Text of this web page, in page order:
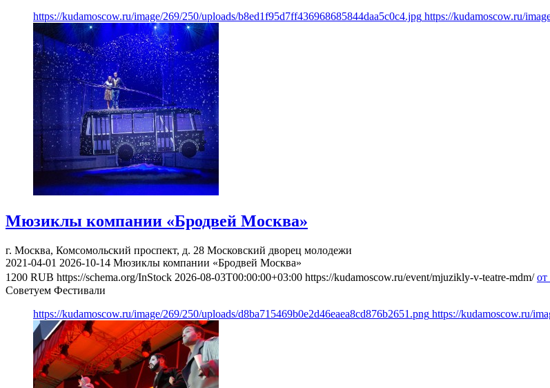
https://kudamoscow.ru/image/269/250/uploads/b8ed1f95d7ff436968685844daa5c0c4.jpg https://kudamoscow.ru/
Мюзиклы компании «Бродвей Москва»
г. Москва, Комсомольский проспект, д. 28 Московский дворец молодежи
2021-04-01 2026-10-14 Мюзиклы компании «Бродвей Москва»
1200 RUB https://schema.org/InStock 2026-08-03T00:00:00+03:00 https://kudamoscow.ru/event/mjuzikly-v-teatre-mdm/ от
Советуем Фестивали
https://kudamoscow.ru/image/269/250/uploads/d8ba715469b0e2d46eaea8cd876b2651.png https://kudamoscow.ru/